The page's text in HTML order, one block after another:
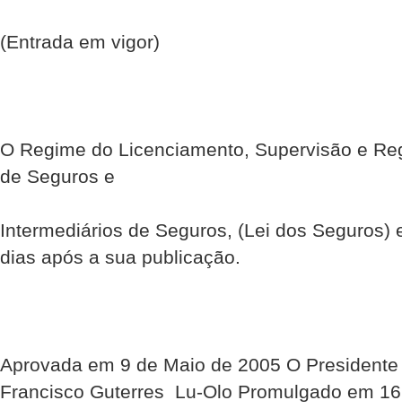
(Entrada em vigor)
O Regime do Licenciamento, Supervisão e
de Seguros e
Intermediários de Seguros, (Lei dos Seguros)
dias após a sua publicação.
Aprovada em 9 de Maio de 2005 O
Francisco Guterres  Lu-Olo Promulgado em